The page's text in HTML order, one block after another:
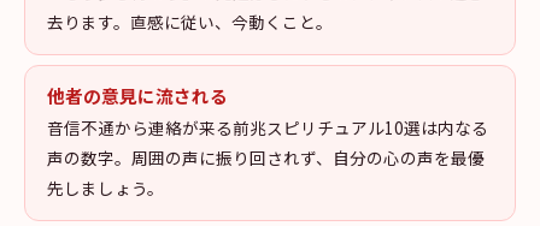
去ります。直感に従い、今動くこと。
他者の意見に流される
音信不通から連絡が来る前兆スピリチュアル10選は内なる
声の数字。周囲の声に振り回されず、自分の心の声を最優
先しましょう。